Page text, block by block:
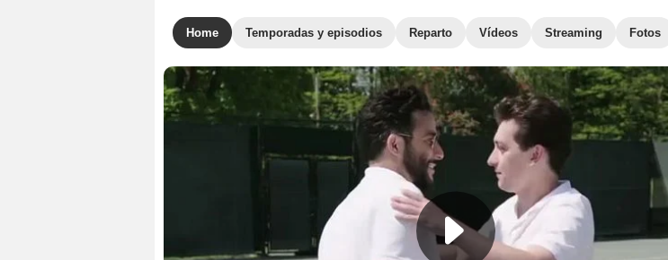
Home Temporadas y episodios Reparto Vídeos Streaming Fotos